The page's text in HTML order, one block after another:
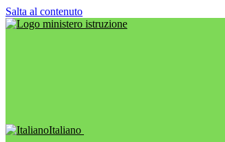
Salta al contenuto
Italiano